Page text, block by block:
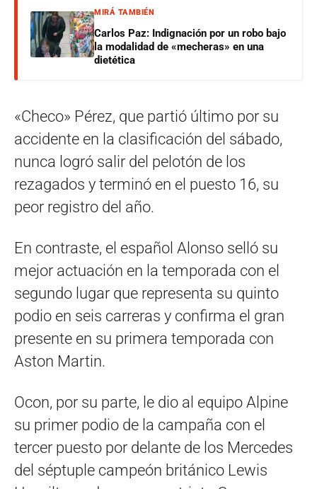
MIRÁ TAMBIÉN
Carlos Paz: Indignación por un robo bajo
la modalidad de «mecheras» en una
dietética
«Checo» Pérez, que partió último por su
accidente en la clasificación del sábado,
nunca logró salir del pelotón de los
rezagados y terminó en el puesto 16, su
peor registro del año.
En contraste, el español Alonso selló su
mejor actuación en la temporada con el
segundo lugar que representa su quinto
podio en seis carreras y confirma el gran
presente en su primera temporada con
Aston Martin.
Ocon, por su parte, le dio al equipo Alpine
su primer podio de la campaña con el
tercer puesto por delante de los Mercedes
del séptuple campeón británico Lewis